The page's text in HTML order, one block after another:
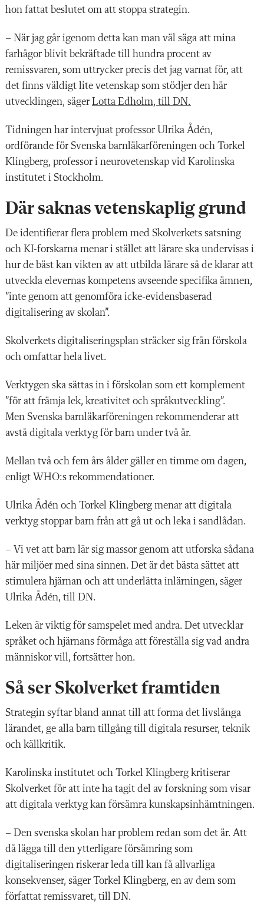
hon fattat beslutet om att stoppa strategin.
– När jag går igenom detta kan man väl säga att mina
farhågor blivit bekräftade till hundra procent av
remissvaren, som uttrycker precis det jag varnat för, att
det finns väldigt lite vetenskap som stödjer den här
utvecklingen, säger Lotta Edholm, till DN.
Tidningen har intervjuat professor Ulrika Ådén,
ordförande för Svenska barnläkarföreningen och Torkel
Klingberg, professor i neurovetenskap vid Karolinska
institutet i Stockholm.
Där saknas vetenskaplig grund
De identifierar flera problem med Skolverkets satsning
och KI-forskarna menar i stället att lärare ska undervisas i
hur de bäst kan vikten av att utbilda lärare så de klarar att
utveckla elevernas kompetens avseende specifika ämnen,
”inte genom att genomföra icke-evidensbaserad
digitalisering av skolan”.
Skolverkets digitaliseringsplan sträcker sig från förskola
och omfattar hela livet.
Verktygen ska sättas in i förskolan som ett komplement
”för att främja lek, kreativitet och språkutveckling”.
Men Svenska barnläkarföreningen rekommenderar att
avstå digitala verktyg för barn under två år.
Mellan två och fem års ålder gäller en timme om dagen,
enligt WHO:s rekommendationer.
Ulrika Ådén och Torkel Klingberg menar att digitala
verktyg stoppar barn från att gå ut och leka i sandlådan.
– Vi vet att barn lär sig massor genom att utforska sådana
här miljöer med sina sinnen. Det är det bästa sättet att
stimulera hjärnan och att underlätta inlärningen, säger
Ulrika Ådén, till DN.
Leken är viktig för samspelet med andra. Det utvecklar
språket och hjärnans förmåga att föreställa sig vad andra
människor vill, fortsätter hon.
Så ser Skolverket framtiden
Strategin syftar bland annat till att forma det livslånga
lärandet, ge alla barn tillgång till digitala resurser, teknik
och källkritik.
Karolinska institutet och Torkel Klingberg kritiserar
Skolverket för att inte ha tagit del av forskning som visar
att digitala verktyg kan försämra kunskapsinhämtningen.
– Den svenska skolan har problem redan som det är. Att
då lägga till den ytterligare försämring som
digitaliseringen riskerar leda till kan få allvarliga
konsekvenser, säger Torkel Klingberg, en av dem som
författat remissvaret, till DN.